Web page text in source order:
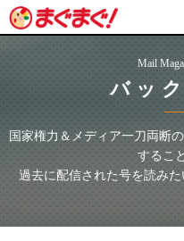
Mail
バッ
国家権力＆メディア一刀両断
するこ
過去に配信された号を読み